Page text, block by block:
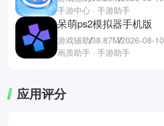
手游中心 · 手游助手
呆萌ps2模拟器手机版
游戏辅助38.87M2026-08-10
画质助手 · 手游助手
应用评分